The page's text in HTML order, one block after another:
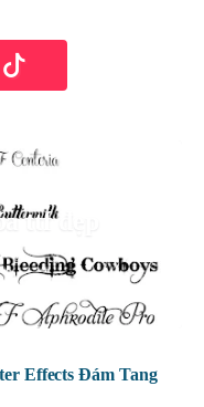
ttf đẹp
Effects Đám Tang